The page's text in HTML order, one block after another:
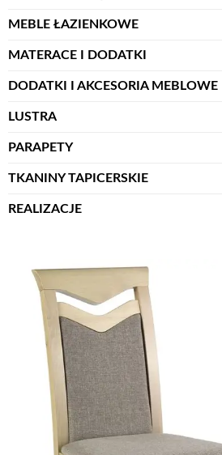
MEBLE ŁAZIENKOWE
MATERACE I DODATKI
DODATKI I AKCESORIA MEBLOWE
LUSTRA
PARAPETY
TKANINY TAPICERSKIE
REALIZACJE